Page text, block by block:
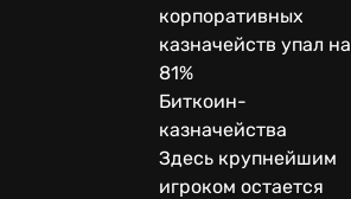
корпоративных
казначейств упал на
81%
Биткоин-
казначейства
Здесь крупнейшим
игроком остается